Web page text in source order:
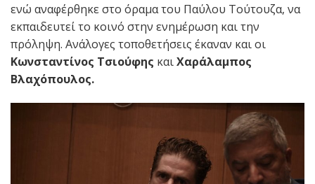
ενώ αναφέρθηκε στο όραμα του Παύλου Τούτουζα, να
εκπαιδευτεί το κοινό στην ενημέρωση και την
πρόληψη. Ανάλογες τοποθετήσεις έκαναν και οι
Κωνσταντίνος Τσιούφης καιΧαράλαμπος
Βλαχόπουλος.